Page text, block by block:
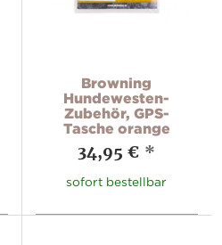
Browning
Hundewesten-
Zubehör, GPS-
Tasche orange
34,95 € *
sofort bestellbar